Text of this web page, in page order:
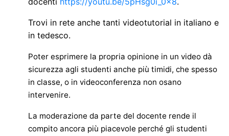
Trovi in rete anche tanti videotutorial in italiano e
in tedesco.
Poter esprimere la propria opinione in un video dà
sicurezza agli studenti anche più timidi, che spesso
in classe, o in videoconferenza non osano
intervenire.
La moderazione da parte del docente rende il
compito ancora più piacevole perché gli studenti